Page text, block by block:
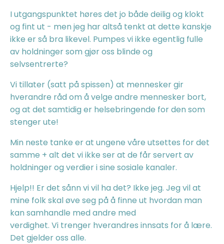
I utgangspunktet høres det jo både deilig og klokt
og fint ut - men jeg har altså tenkt at dette kanskje
ikke er så bra likevel. Pumpes vi ikke egentlig fulle
av holdninger som gjør oss blinde og
selvsentrerte?
Vi tillater (satt på spissen) at mennesker gir
hverandre råd om å velge andre mennesker bort,
og at det samtidig er helsebringende for den som
stenger ute!
Min neste tanke er at ungene våre utsettes for det
samme + alt det vi ikke ser at de får servert av
holdninger og verdier i sine sosiale kanaler.
Hjelp!! Er det sånn vi vil ha det? Ikke jeg. Jeg vil at
mine folk skal øve seg på å finne ut hvordan man
kan samhandle med andre med
verdighet. Vi trenger hverandres innsats for å lære.
Det gjelder oss alle.